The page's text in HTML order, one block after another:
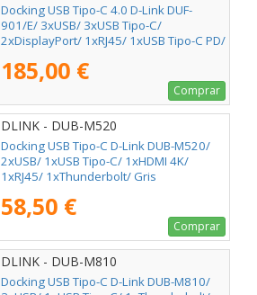
Docking USB Tipo-C 4.0 D-Link DUF-
901/E/ 3xUSB/ 3xUSB Tipo-C/
2xDisplayPort/ 1xRJ45/ 1xUSB Tipo-C PD/
185,00 €
Comprar
DLINK - DUB-M520
Docking USB Tipo-C D-Link DUB-M520/
2xUSB/ 1xUSB Tipo-C/ 1xHDMI 4K/
1xRJ45/ 1xThunderbolt/ Gris
58,50 €
Comprar
DLINK - DUB-M810
Docking USB Tipo-C D-Link DUB-M810/